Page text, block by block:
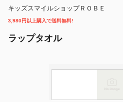
キッズスマイルショップＲＯＢＥ
3,980円以上購入で送料無料!
ラップタオル
送料無料
Pontaパス特典対象すべて